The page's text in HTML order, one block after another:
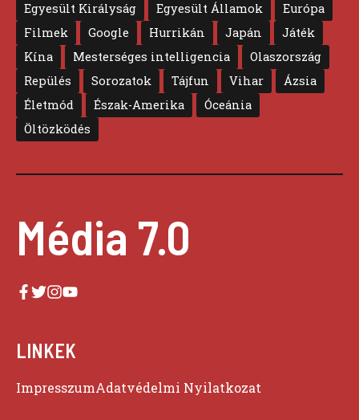
Egyesült Királyság
Egyesült Államok
Európa
Filmek
Google Hurrikán Japán
Játék
Kína
Mesterséges intelligencia
Olaszország
Repülés
Sorozatok Tájfun Vihar
Ázsia
Életmód
Észak-Amerika
Óceánia
Öltözködés
Média 7.0
LINKEK
ImpresszumAdatvédelmi Nyilatkozat